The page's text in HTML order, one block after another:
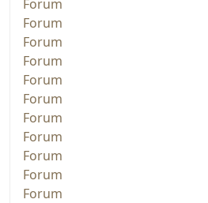
Forum
Forum
Forum
Forum
Forum
Forum
Forum
Forum
Forum
Forum
Forum